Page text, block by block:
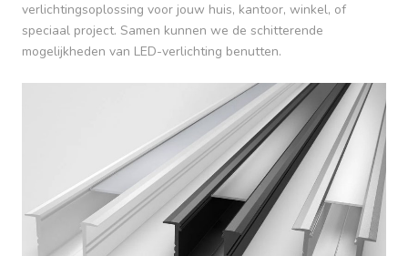
verlichtingsoplossing voor jouw huis, kantoor, winkel, of
speciaal project. Samen kunnen we de schitterende
mogelijkheden van LED-verlichting benutten.